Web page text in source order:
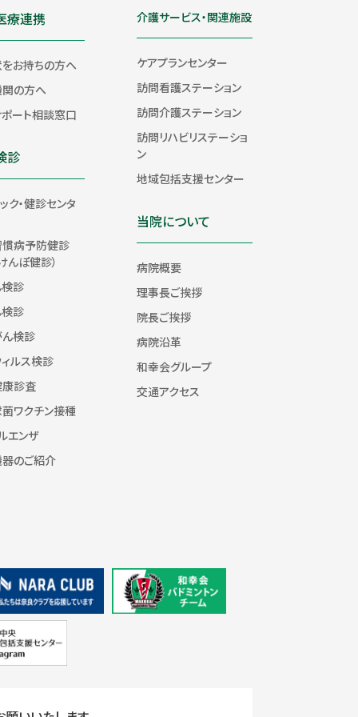
療連携
お持ちの方へ
の方へ
ート相談窓口
診
ク・健診センタ
病予防健診
んぽ健診）
診
診
検診
ルス検診
診査
ワクチン接種
エンザ
のご紹介
介護サービス・関連施設
ケアプランセンター
訪問看護ステーション
訪問介護ステーション
訪問リハビリステーショ
ン
地域包括支援センター
当院について
病院概要
理事長ご挨拶
院長ご挨拶
病院沿革
和幸会グループ
交通アクセス